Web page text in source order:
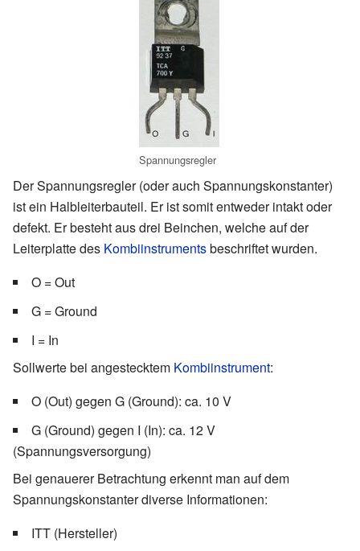
Spannungsregler
Der Spannungsregler (oder auch Spannungskonstanter)
ist ein Halbleiterbauteil. Er ist somit entweder intakt oder
defekt. Er besteht aus drei Beinchen, welche auf der
Leiterplatte des Kombiinstrumentsbeschriftet wurden.
O = Out
G = Ground
I = In
Sollwerte bei angestecktem Kombiinstrument:
O (Out) gegen G (Ground): ca. 10 V
G (Ground) gegen I (In): ca. 12 V
(Spannungsversorgung)
Bei genauerer Betrachtung erkennt man auf dem
Spannungskonstanter diverse Informationen:
ITT (Hersteller)